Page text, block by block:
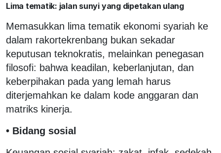
Lima tematik: jalan sunyi yang dipetakan ulang
Memasukkan lima tematik ekonomi syariah ke
dalam rakortekrenbang bukan sekadar
keputusan teknokratis, melainkan penegasan
filosofi: bahwa keadilan, keberlanjutan, dan
keberpihakan pada yang lemah harus
diterjemahkan ke dalam kode anggaran dan
matriks kinerja.
• Bidang sosial